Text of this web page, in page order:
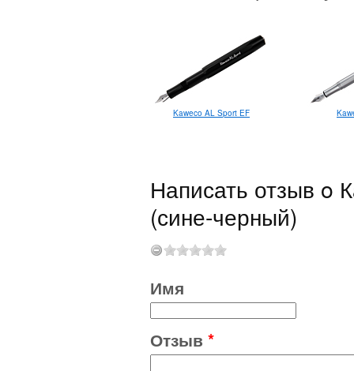
Kaweco AL Sport EF
Написать отзыв o
(сине-черный)
Имя
Отзыв *